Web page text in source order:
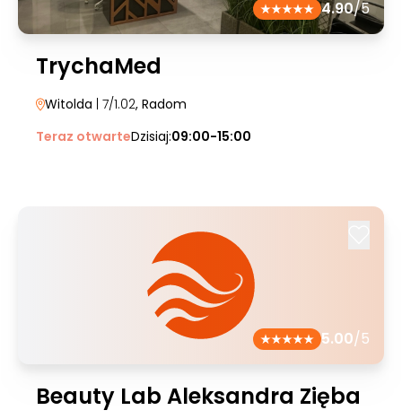
4.90/5
TrychaMed
Witolda | 7/1.02, Radom
Teraz otwarteDzisiaj:09:00-15:00
5.00/5
Beauty Lab Aleksandra Zięba